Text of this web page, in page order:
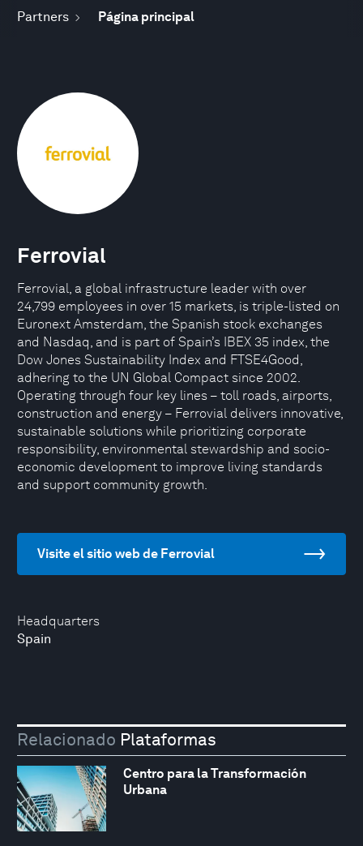
Partners Página principal
Headquarters
Spain
Ferrovial
Ferrovial, a global infrastructure leader with over
24,799 employees in over 15 markets, is triple-listed on
Euronext Amsterdam, the Spanish stock exchanges
and Nasdaq, and is part of Spain’s IBEX 35 index, the
Dow Jones Sustainability Index and FTSE4Good,
adhering to the UN Global Compact since 2002.
Operating through four key lines – toll roads, airports,
construction and energy – Ferrovial delivers innovative,
sustainable solutions while prioritizing corporate
responsibility, environmental stewardship and socio-
economic development to improve living standards
and support community growth.
Visite el sitio web de Ferrovial
Relacionado Plataformas
Centro para la Transformación
Urbana